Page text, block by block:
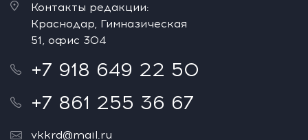
Контакты редакции:
Краснодар, Гимназическая
51, офис 304
+7 918 649 22 50
+7 861 255 36 67
vkkrd@mail.ru